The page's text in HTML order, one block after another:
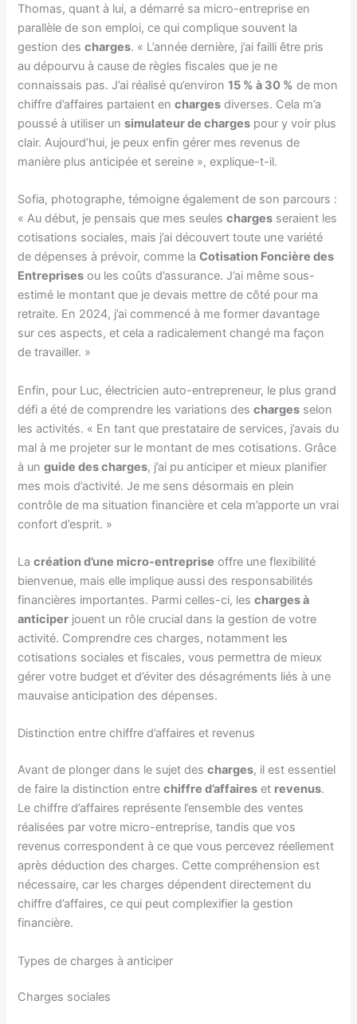
Thomas, quant à lui, a démarré sa micro-entreprise en
parallèle de son emploi, ce qui complique souvent la
gestion descharges. « L’année dernière, j’ai failli être pris
au dépourvu à cause de règles fiscales que je ne
connaissais pas. J’ai réalisé qu’environ15 % à 30 % de mon
chiffre d’affaires partaient encharges diverses. Cela m’a
poussé à utiliser unsimulateur de charges pour y voir plus
clair. Aujourd’hui, je peux enfin gérer mes revenus de
manière plus anticipée et sereine », explique-t-il.
Sofia, photographe, témoigne également de son parcours :
« Au début, je pensais que mes seulescharges seraient les
cotisations sociales, mais j’ai découvert toute une variété
de dépenses à prévoir, comme laCotisation Foncière des
Entreprises ou les coûts d’assurance. J’ai même sous-
estimé le montant que je devais mettre de côté pour ma
retraite. En 2024, j’ai commencé à me former davantage
sur ces aspects, et cela a radicalement changé ma façon
de travailler. »
Enfin, pour Luc, électricien auto-entrepreneur, le plus grand
défi a été de comprendre les variations descharges selon
les activités. « En tant que prestataire de services, j’avais du
mal à me projeter sur le montant de mes cotisations. Grâce
à unguide des charges, j’ai pu anticiper et mieux planifier
mes mois d’activité. Je me sens désormais en plein
contrôle de ma situation financière et cela m’apporte un vrai
confort d’esprit. »
Lacréation d’une micro-entreprise offre une flexibilité
bienvenue, mais elle implique aussi des responsabilités
financières importantes. Parmi celles-ci, lescharges à
anticiper jouent un rôle crucial dans la gestion de votre
activité. Comprendre ces charges, notamment les
cotisations sociales et fiscales, vous permettra de mieux
gérer votre budget et d’éviter des désagréments liés à une
mauvaise anticipation des dépenses.
Distinction entre chiffre d’affaires et revenus
Avant de plonger dans le sujet descharges, il est essentiel
de faire la distinction entrechiffre d’affaires et revenus.
Le chiffre d’affaires représente l’ensemble des ventes
réalisées par votre micro-entreprise, tandis que vos
revenus correspondent à ce que vous percevez réellement
après déduction des charges. Cette compréhension est
nécessaire, car les charges dépendent directement du
chiffre d’affaires, ce qui peut complexifier la gestion
financière.
Types de charges à anticiper
Charges sociales